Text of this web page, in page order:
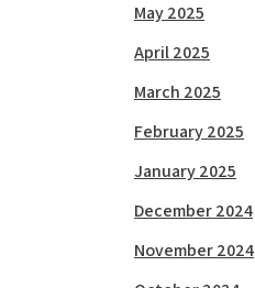
May 2025
April 2025
March 2025
February 2025
January 2025
December 2024
November 2024